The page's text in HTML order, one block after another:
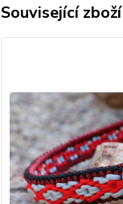
Související zboží